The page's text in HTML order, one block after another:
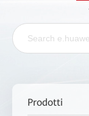
Prodotti